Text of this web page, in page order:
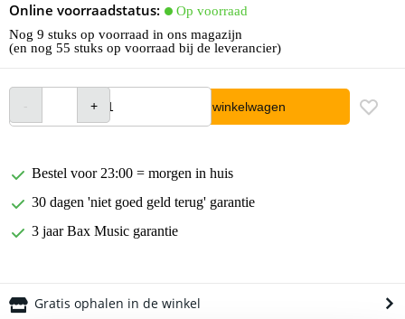
Online voorraadstatus:
Op voorraad
Nog 9 stuks op voorraad in ons magazijn
(en nog 55 stuks op voorraad bij de leverancier)
In winkelwagen
Bestel voor 23:00 = morgen in huis
30 dagen 'niet goed geld terug' garantie
3 jaar Bax Music garantie
Gratis ophalen in de winkel